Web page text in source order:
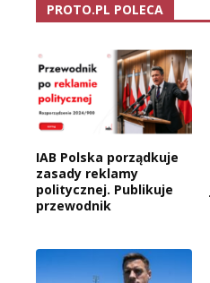
PROTO.PL POLECA
IAB Polska porządkuje
zasady reklamy
politycznej. Publikuje
przewodnik